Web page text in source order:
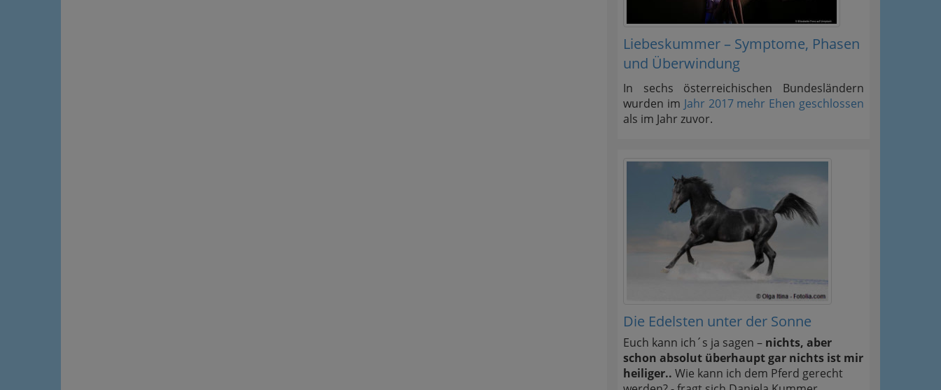
Liebeskummer – Symptome, Phasen
und Überwindung
In sechs österreichischen Bundesländern
wurden im Jahr 2017 mehr Ehen geschlossen
als im Jahr zuvor.
Die Edelsten unter der Sonne
Euch kann ich´s ja sagen – nichts, aber
schon absolut überhaupt gar nichts ist mir
heiliger.. Wie kann ich dem Pferd gerecht